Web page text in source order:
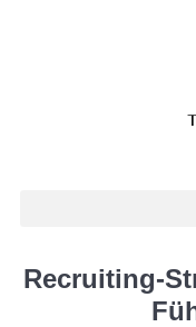
Recruiting-